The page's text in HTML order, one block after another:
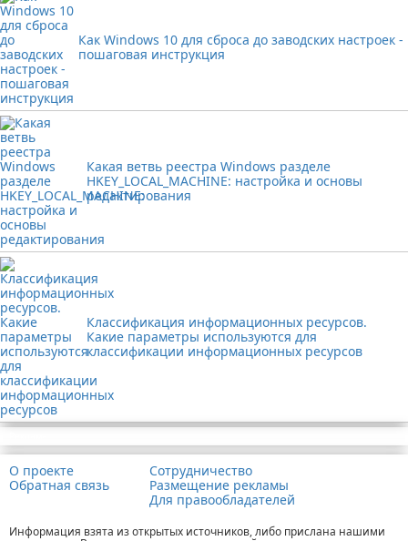
Как Windows 10 для сброса до заводских настроек -
пошаговая инструкция
Какая ветвь реестра Windows разделе
HKEY_LOCAL_MACHINE: настройка и основы
редактирования
Классификация информационных ресурсов.
Какие параметры используются для
классификации информационных ресурсов
О проекте
Обратная связь
Сотрудничество
Размещение рекламы
Для правообладателей
Информация взята из открытых источников, либо прислана нашими